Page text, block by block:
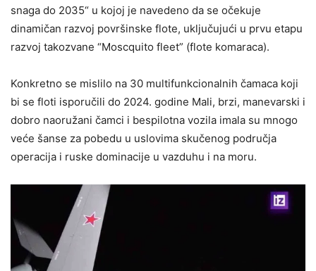
snaga do 2035“ u kojoj je navedeno da se očekuje
dinamičan razvoj površinske flote, uključujući u prvu etapu
razvoj takozvane “Moscquito fleet” (flote komaraca).
Konkretno se mislilo na 30 multifunkcionalnih čamaca koji
bi se floti isporučili do 2024. godine Mali, brzi, manevarski i
dobro naoružani čamci i bespilotna vozila imala su mnogo
veće šanse za pobedu u uslovima skučenog područja
operacija i ruske dominacije u vazduhu i na moru.